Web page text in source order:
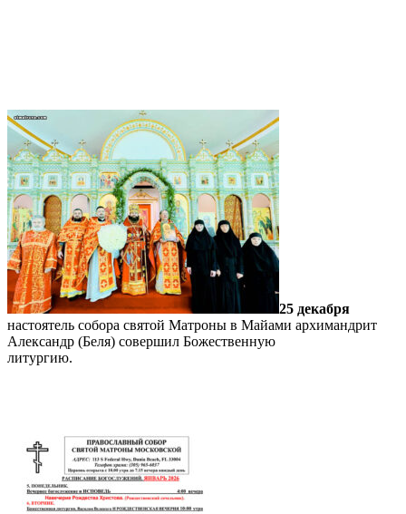
25 декабря
настоятель собора святой Матроны в Майами архимандрит
Александр (Беля) совершил Божественную
литургию.